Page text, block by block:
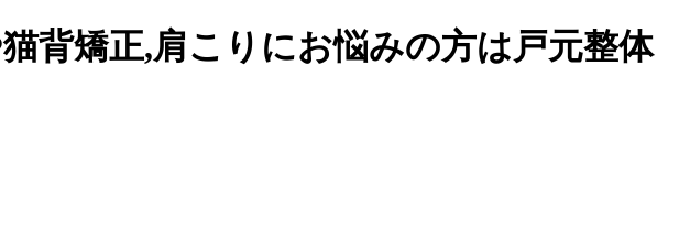
背矯正,肩こりにお悩みの方は戸元整体